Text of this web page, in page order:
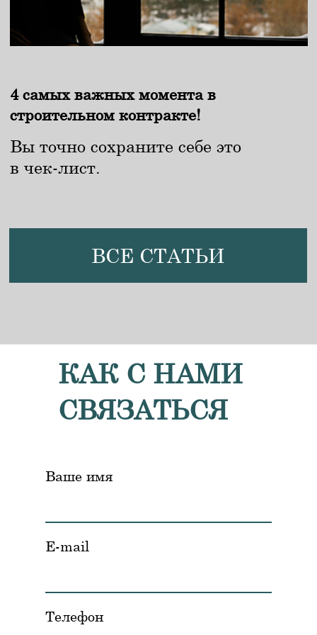
КАК С НАМИ
СВЯЗАТЬСЯ
Ваше имя
E-mail
Телефон